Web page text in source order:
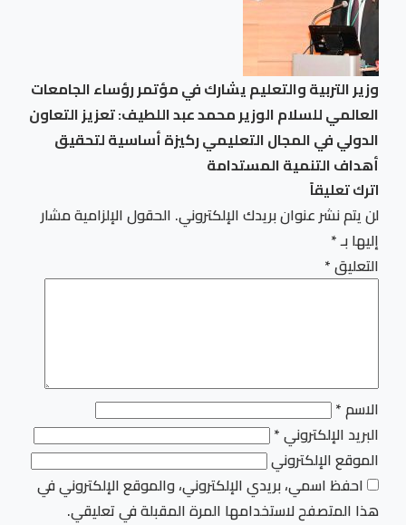
وزير التربية والتعليم يشارك في مؤتمر رؤساء الجامعات
العالمي للسلام الوزير محمد عبد اللطيف: تعزيز التعاون
الدولي في المجال التعليمي ركيزة أساسية لتحقيق
أهداف التنمية المستدامة
اترك تعليقاً
لن يتم نشر عنوان بريدك الإلكتروني. الحقول الإلزامية مشار
إليها بـ*
التعليق*
الاسم*
البريد الإلكتروني*
الموقع الإلكتروني
احفظ اسمي، بريدي الإلكتروني، والموقع الإلكتروني في
هذا المتصفح لاستخدامها المرة المقبلة في تعليقي.